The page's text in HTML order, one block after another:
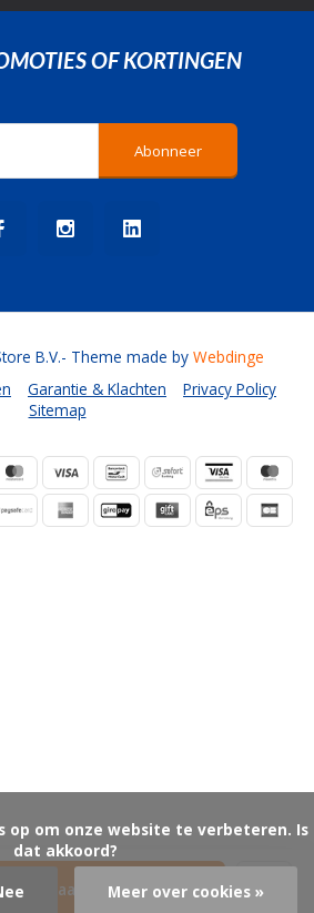
aan winkelwagen
OF KORTINGEN
Abonneer
Garantie & Klachten
Privacy Policy
Sitemap
B.V.- Theme made by Webdinge
dat akkoord?
Meer over cookies »